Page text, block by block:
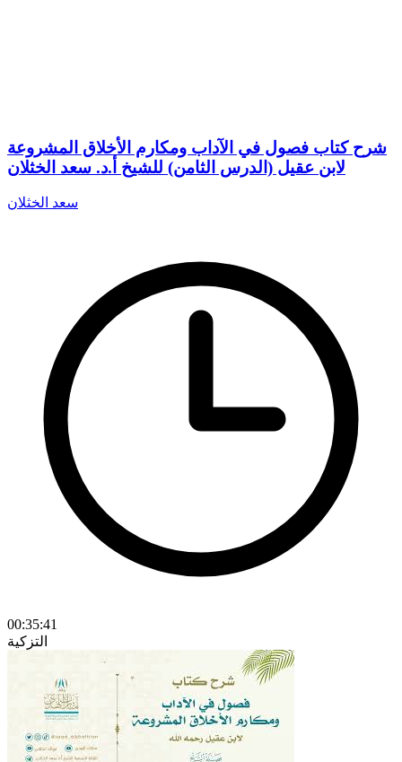
شرح كتاب فصول في الآداب ومكارم الأخلاق المشروعة
لابن عقيل (الدرس الثامن) للشيخ أ.د. سعد الخثلان
سعد الخثلان
00:35:41
التزكية